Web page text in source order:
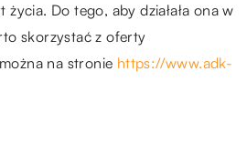
Do tego, aby działała ona w
skorzystać z oferty
na stronie https://www.adk-